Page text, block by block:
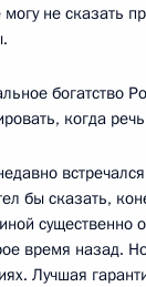
не сказать
богатство
когда
бы сказать,
существенно
время назад.
Лучшая